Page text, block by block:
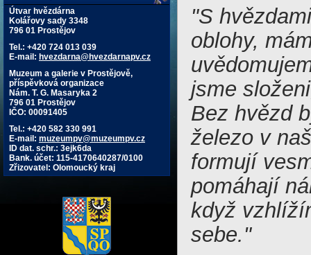
Útvar hvězdárna
Kolářovy sady 3348
796 01 Prostějov
Tel.: +420 724 013 039
E-mail: hvezdarna@hvezdarnapv.cz
Muzeum a galerie v Prostějově,
příspěvková organizace
Nám. T. G. Masaryka 2
796 01 Prostějov
IČO: 00091405
Tel.: +420 582 330 991
E-mail: muzeumpv@muzeumpv.cz
ID dat. schr.: 3ejk6da
Bank. účet: 115-4170640287/0100
Zřizovatel: Olomoucký kraj
"S
oblohy,
jsme
Bez hvězd
železo v
formují
pomáhají
když
sebe."